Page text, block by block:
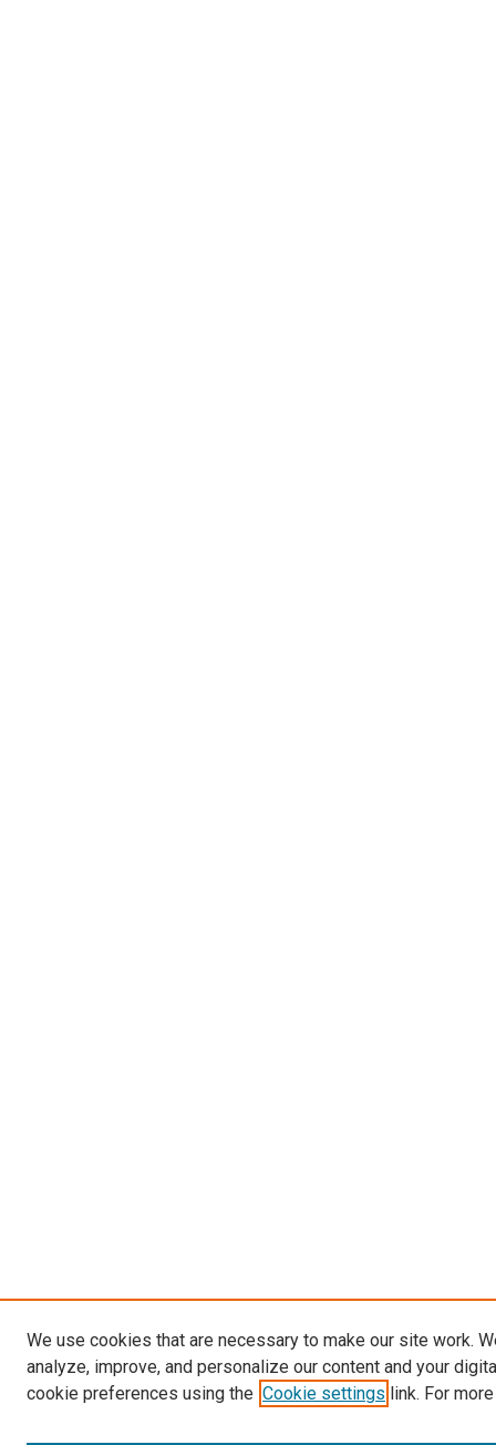
We use cookies that are necessary to make our site work.
analyze, improve, and personalize our content and your
cookie preferences using the Cookie settings link. For